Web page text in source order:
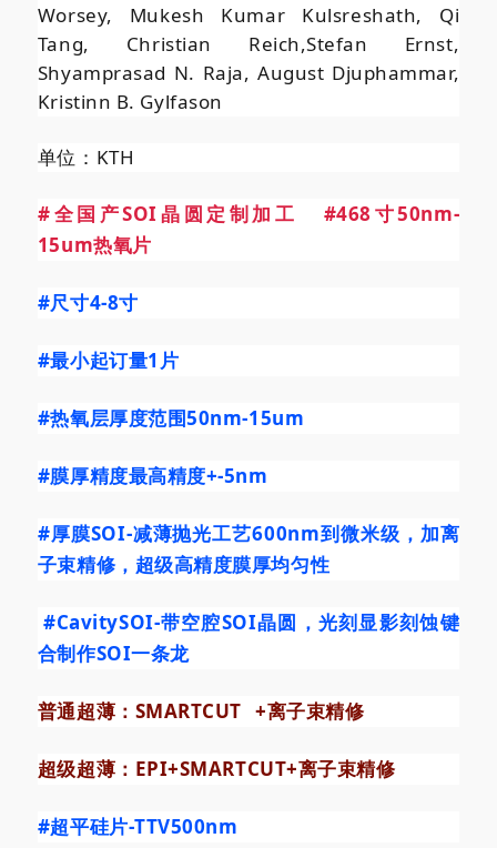
Worsey, Mukesh Kumar Kulsreshath, Qi
Tang, Christian Reich,Stefan Ernst,
Shyamprasad N. Raja, August Djuphammar,
Kristinn B. Gylfason
单位：KTH
#全国产SOI晶圆定制加工 #468寸50nm-
15um热氧片
#尺寸4-8寸
#最小起订量1片
#热氧层厚度范围50nm-15um
#膜厚精度最高精度+-5nm
#厚膜SOI-减薄抛光工艺600nm到微米级，加离
子束精修，超级高精度膜厚均匀性
#CavitySOI-带空腔SOI晶圆，光刻显影刻蚀键
合制作SOI一条龙
普通超薄： SMARTCUT +离子束精修
超级超薄：EPI+SMARTCUT+离子束精修
#超平硅片-TTV500nm